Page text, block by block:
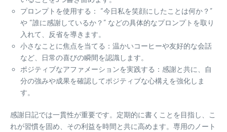
プロンプトを使用する： “今日私を笑顔にしたことは何か？”
や “誰に感謝しているか？” などの具体的なプロンプトを取り
入れて、反省を導きます。
小さなことに焦点を当てる：温かいコーヒーや友好的な会話
など、日常の喜びの瞬間を認識します。
ポジティブなアファメーションを実践する：感謝と共に、自
分の強みや成果を確認してポジティブな心構えを強化しま
す。
感謝日記では一貫性が重要です。定期的に書くことを目指し、こ
れが習慣を固め、その利益を時間と共に高めます。専用のノート